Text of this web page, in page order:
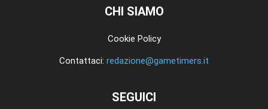
CHI SIAMO
Cookie Policy
Contattaci: redazione@gametimers.it
SEGUICI